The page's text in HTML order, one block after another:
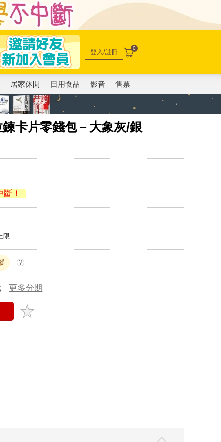
登入/註冊 0
居家休閒 日用食品 影音 售票
卡片零錢包－大象灰/銀
！
限
?
更多分期